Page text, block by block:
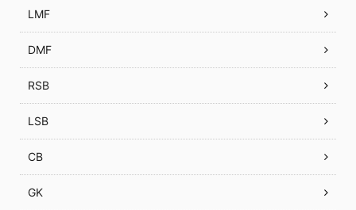
LMF
DMF
RSB
LSB
CB
GK